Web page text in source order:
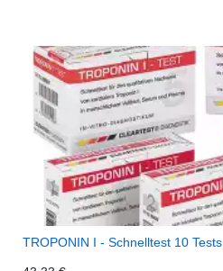
TROPONIN I - Schnelltest 10 Tests